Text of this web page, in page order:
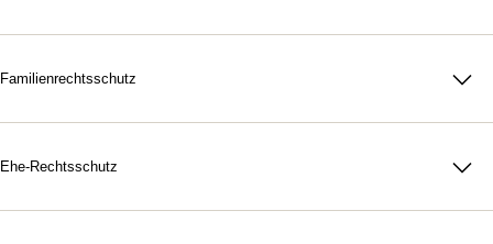
Verkehrsrechtsschutz dafür, dass Sie zu Ihrem Recht kommen.
Jetzt konfigurieren Beraten lassen
Familienrechtsschutz
dem Leben gelassen gegenüber. Denn durch unsere flexiblen
ausfallen soll.
Ehe-Rechtsschutz